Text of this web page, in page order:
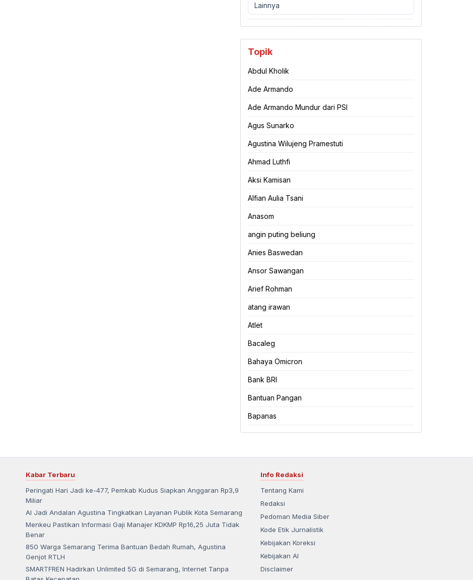
Lainnya
Topik
Abdul Kholik
Ade Armando
Ade Armando Mundur dari PSI
Agus Sunarko
Agustina Wilujeng Pramestuti
Ahmad Luthfi
Aksi Kamisan
Alfian Aulia Tsani
Anasom
angin puting beliung
Anies Baswedan
Ansor Sawangan
Arief Rohman
atang irawan
Atlet
Bacaleg
Bahaya Omicron
Bank BRI
Bantuan Pangan
Bapanas
Kabar Terbaru
Peringati Hari Jadi ke-477, Pemkab Kudus Siapkan Anggaran Rp3,9
Miliar
AI Jadi Andalan Agustina Tingkatkan Layanan Publik Kota Semarang
Menkeu Pastikan Informasi Gaji Manajer KDKMP Rp16,25 Juta Tidak
Benar
850 Warga Semarang Terima Bantuan Bedah Rumah, Agustina
Genjot RTLH
SMARTFREN Hadirkan Unlimited 5G di Semarang, Internet Tanpa
Info Redaksi
Tentang Kami
Redaksi
Pedoman Media Siber
Kode Etik Jurnalistik
Kebijakan Koreksi
Kebijakan AI
Disclaimer